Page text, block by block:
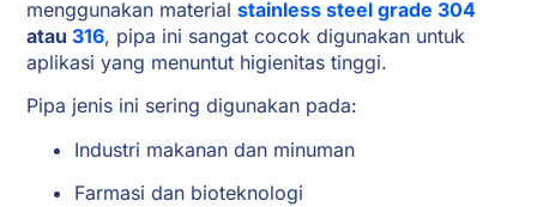
menggunakan materialstainless steel grade 304
atau316, pipa ini sangat cocok digunakan untuk
aplikasi yang menuntut higienitas tinggi.
Pipa jenis ini sering digunakan pada:
Industri makanan dan minuman
Farmasi dan bioteknologi